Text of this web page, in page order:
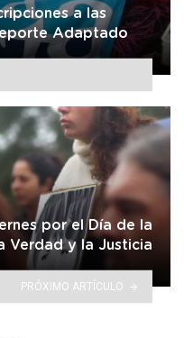
a las
Adaptado
por el Día de la
Verdad y la Justicia
PRÓXIMO ARTÍCULO